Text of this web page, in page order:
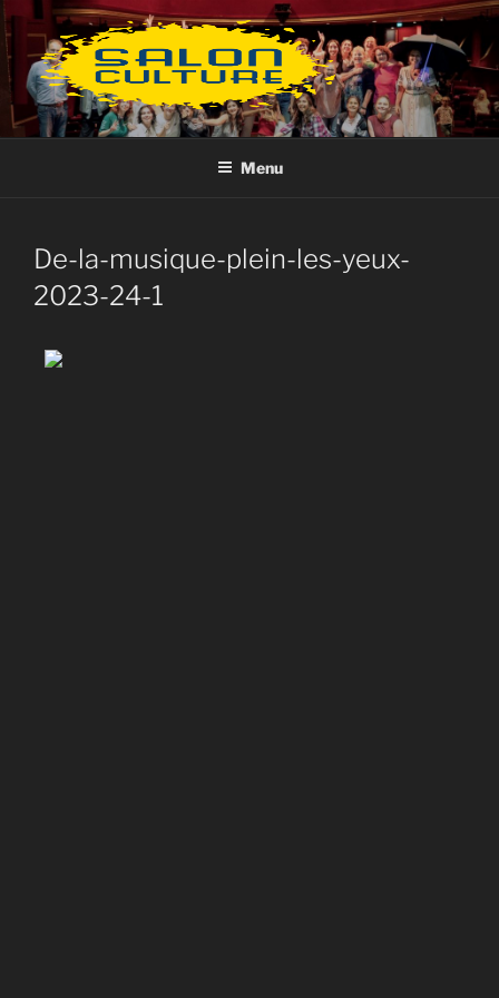
Aller
au
contenu
principal
Menu
De-la-musique-plein-les-yeux-
2023-24-1